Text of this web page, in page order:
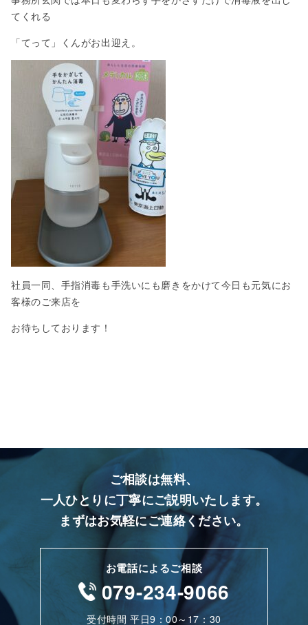
てくれる
「てって」くんがお出迎え。
社員一同、手指消毒も手洗いにも磨きをかけて今日も元気にお
客様のご来店を
お待ちしております！
ご相談は無料、
一人ひとりに丁寧にご説明いたします。
まずはお気軽にご連絡ください。
お電話によるご相談
079-234-9066
受付時間 平日9：00～17：30